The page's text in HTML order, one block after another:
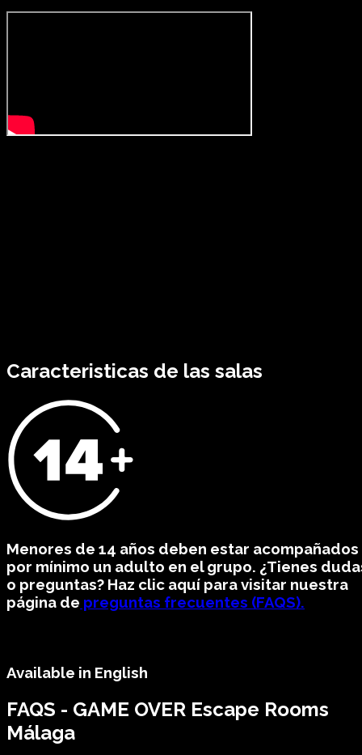
Caracteristicas de las salas
Menores de 14 años deben estar acompañados
por mínimo un adulto en el grupo. ¿Tienes
o preguntas? Haz clic aquí para visitar nuestra
página de preguntas frecuentes (FAQS).
Available in English
FAQS - GAME OVER Escape Rooms
Málaga